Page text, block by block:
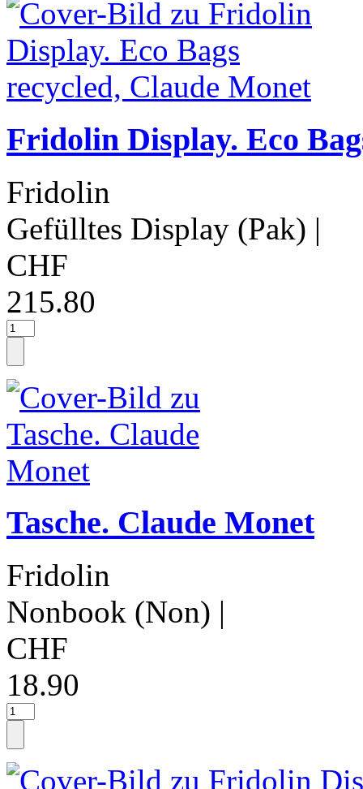
Fridolin Display. Eco
Fridolin
Gefülltes Display (Pak) |
CHF
215.80
Tasche. Claude Monet
Fridolin
Nonbook (Non) |
CHF
18.90